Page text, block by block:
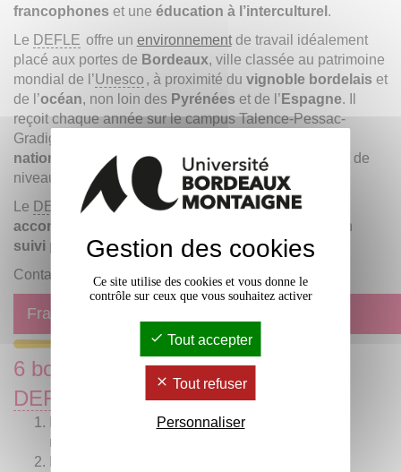
francophones et une éducation à l’interculturel .
Le DEFLE offre un environnementde travail idéalement
placé aux portes de Bordeaux, ville classée au patrimoine
mondial de l’Unesco , à proximité du vignoble bordelais et
de l’océan, non loin des Pyrénées et de l’ Espagne. Il
reçoit chaque année sur le campus Talence-Pessac-
Gradignan, environ
nationalités
, de l’étudiant grand débutant à l’étudiant de
niveau expérimenté.
Le DEFLE c’est enfin une équipe quiaccueille
accompagne
les étudiants inscrits grâce à un
suivi personnalisé.
Contact :
defle @u-bordeaux-montaigne.fr
Français pour non francophones
6 bonnes raisons de s’inscrire au
DEFLE
Des méthodes pédagogiques en lien avec la
recherche en didactique des langues
Gestion des cookies
Ce site utilise des cookies et vous donne le
contrôle sur ceux que vous souhaitez activer
Tout accepter
Tout refuser
Personnaliser